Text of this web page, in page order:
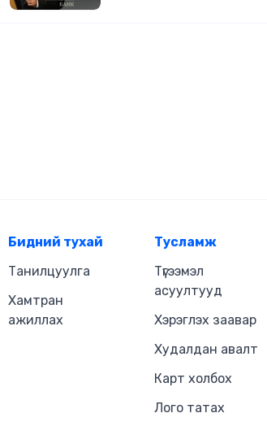
Бидний тухай
Танилцуулга
Хамтран
ажиллах
Тусламж
Түгээмэл
асуултууд
Хэрэглэх заавар
Худалдан авалт
Карт холбох
Лого татах